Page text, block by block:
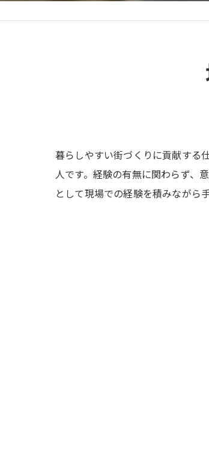
暮らしやすい街づくりに貢献する
人です。経験の有無に関わらず、
として現場での経験を積みながら